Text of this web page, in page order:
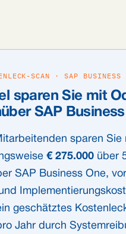
SCAN · SAP BUSINESS
sparen Sie mit
SAP
sparen Sie
€ 275.000 über
SAP Business One,
geschätztes
Jahr durch